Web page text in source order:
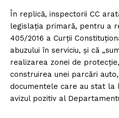
În replică, inspectorii CC
legislația primară, pentru a
405/2016 a Curții
abuzului în serviciu, și că
realizarea zonei de
construirea unei parcări
documentele care au stat la
avizul pozitiv al